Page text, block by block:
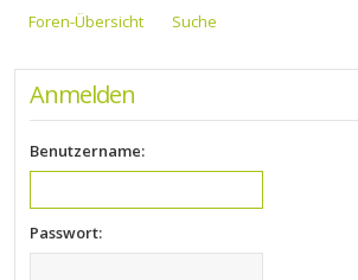
Foren-Übersicht Suche
Anmelden
Benutzername:
Passwort: